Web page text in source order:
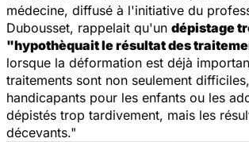
médecine, diffusé à l'initiative du
Dubousset, rappelait qu'un dépistage
"hypothèquait le résultat des
lorsque la déformation est déjà
traitements sont non seulement
handicapants pour les enfants ou les
dépistés trop tardivement, mais les
décevants."